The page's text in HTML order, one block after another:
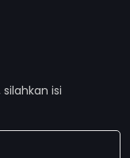
isi